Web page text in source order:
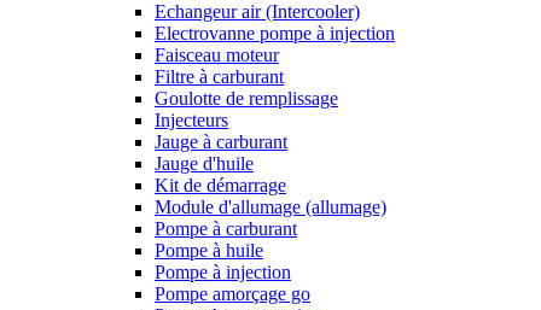
Echangeur air (Intercooler)
Electrovanne pompe à injection
Faisceau moteur
Filtre à carburant
Goulotte de remplissage
Injecteurs
Jauge à carburant
Jauge d'huile
Kit de démarrage
Module d'allumage (allumage)
Pompe à carburant
Pompe à huile
Pompe à injection
Pompe amorçage go